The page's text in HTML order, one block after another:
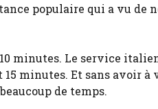
populaire qui a vu de
minutes. Le service
minutes. Et sans avoir
de temps.